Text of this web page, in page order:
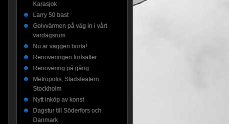
Karasjok
Larry 50 bast
Golvvärmen på väg in i vårt
vardagsrum
Nu är väggen borta!
Renoveringen fortsätter
Renovering på gång
Metropolis, Stadsteatern
Stockholm
Nytt inköp av konst
Dagstur till Söderfors och
Danmark